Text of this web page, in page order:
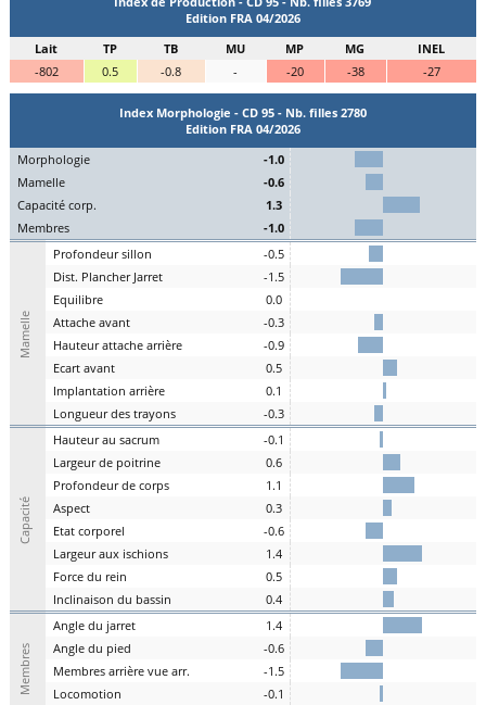
Edition FRA 04/2026
Lait
TP TB MU MP MG
INEL
-802
0.5 -0.8 - -20 -38 -27
Index Morphologie - CD 95 - Nb. filles 2780
Edition FRA 04/2026
Morphologie
-1.0
Mamelle
-0.6
Capacité corp.
1.3
Membres -1.0
Mamelle
Profondeursillon
-0.5
Dist. Plancher Jarret
-1.5
Equilibre
0.0
Attache avant
-0.3
Hauteurattache arrière
-0.9
Ecart avant
0.5
Implantation arrière
0.1
Longueur des trayons -0.3
Capacité
Hauteur au sacrum
-0.1
Largeur de poitrine
0.6
Profondeur de corps
1.1
Aspect
0.3
Etat corporel
-0.6
Largeur aux ischions
1.4
Force du rein
0.5
Inclinaison du bassin 0.4
Membres
Angle du jarret
1.4
Angle du pied
-0.6
Membres arrière vue arr.
-1.5
Locomotion
-0.1